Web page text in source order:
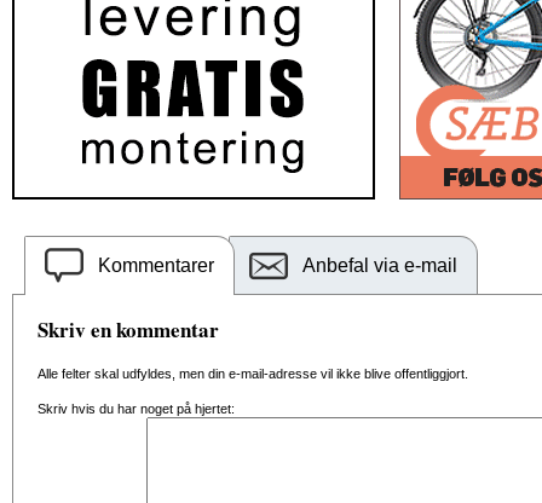
Kommentarer Anbefal via e-mail
Skriv en kommentar
Alle felter skal udfyldes, men din e-mail-adresse vil ikke blive offentliggjort.
Skriv hvis du har noget på hjertet: